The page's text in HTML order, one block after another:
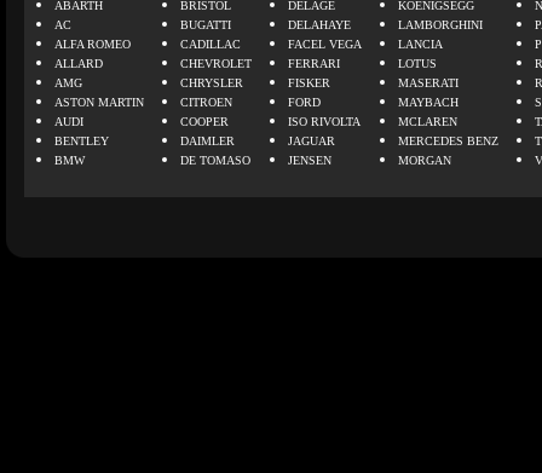
ABARTH
AC
ALFA ROMEO
ALLARD
AMG
ASTON MARTIN
AUDI
BENTLEY
BMW
BRISTOL
BUGATTI
CADILLAC
CHEVROLET
CHRYSLER
CITROEN
COOPER
DAIMLER
DE TOMASO
DELAGE
DELAHAYE
FACEL VEGA
FERRARI
FISKER
FORD
ISO RIVOLTA
JAGUAR
JENSEN
KOENIGSEGG
LAMBORGHINI
LANCIA
LOTUS
MASERATI
MAYBACH
MCLAREN
MERCEDES BENZ
MORGAN